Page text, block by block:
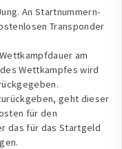
An Startnummern-
Transponder
am
Wettkampfes wird
geht dieser
für den
das für das Startgeld